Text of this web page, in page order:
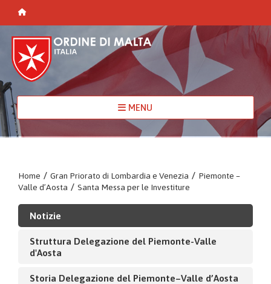
MENU
Home / Gran Priorato di Lombardia e Venezia / Piemonte –
Valle d’Aosta / Santa Messa per le Investiture
Notizie
Struttura Delegazione del Piemonte-Valle
d'Aosta
Storia Delegazione del Piemonte–Valle d’Aosta